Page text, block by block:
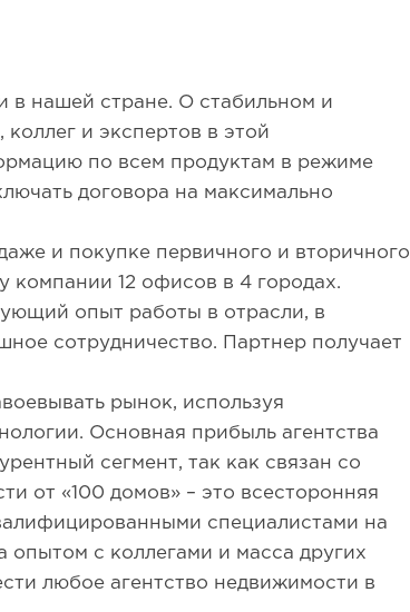
в нашей стране. О стабильном и
и экспертов в этой
по всем продуктам в режиме
договора на максимально
и покупке первичного и вторичного
компании 12 офисов в 4 городах.
опыт работы в отрасли, в
сотрудничество. Партнер получает
рынок, используя
Основная прибыль агентства
сегмент, так как связан со
от «100 домов» – это всесторонняя
специалистами на
опытом с коллегами и масса других
любое агентство недвижимости в